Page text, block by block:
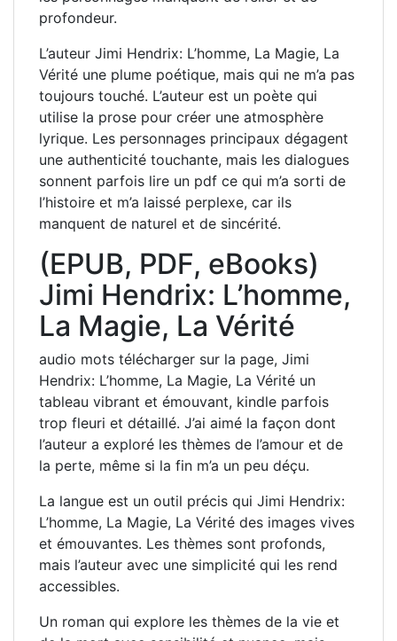
profondeur.
L’auteur Jimi Hendrix: L’homme, La Magie, La
Vérité une plume poétique, mais qui ne m’a pas
toujours touché. L’auteur est un poète qui
utilise la prose pour créer une atmosphère
lyrique. Les personnages principaux dégagent
une authenticité touchante, mais les dialogues
sonnent parfois lire un pdf ce qui m’a sorti de
l’histoire et m’a laissé perplexe, car ils
manquent de naturel et de sincérité.
(EPUB, PDF, eBooks)
Jimi Hendrix: L’homme,
La Magie, La Vérité
audio mots télécharger sur la page, Jimi
Hendrix: L’homme, La Magie, La Vérité un
tableau vibrant et émouvant, kindle parfois
trop fleuri et détaillé. J’ai aimé la façon dont
l’auteur a exploré les thèmes de l’amour et de
la perte, même si la fin m’a un peu déçu.
La langue est un outil précis qui Jimi Hendrix:
L’homme, La Magie, La Vérité des images vives
et émouvantes. Les thèmes sont profonds,
mais l’auteur avec une simplicité qui les rend
accessibles.
Un roman qui explore les thèmes de la vie et